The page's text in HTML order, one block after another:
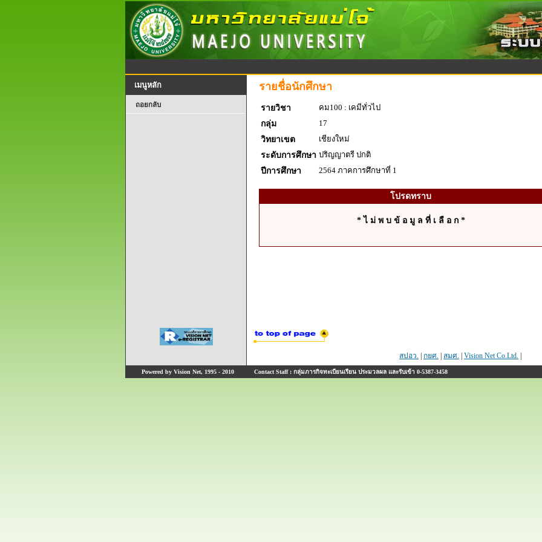
เมนูหลัก
ถอยกลับ
รายชื่อนักศึกษา
รายวิชา
คม100 : เคมีทั่วไป
กลุ่ม
17
วิทยาเขต
เชียงใหม่
ระดับการศึกษา ปริญญาตรี ปกติ
ปีการศึกษา
2564 ภาคการศึกษาที่ 1
โปรดทราบ
* ไ ม่ พ บ ข้ อ มู ล ที่ เ ลื อ ก *
สปอว. กยศ. สมศ. Vision Net Co.Ltd.
Powered by Vision Net, 1995 - 2010 Contact Staff : กลุ่มภารกิจทะเบียนเรียน ประมวลผล และรับเข้า 0-5387-3458